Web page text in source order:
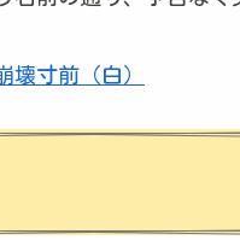
壊寸前（白）